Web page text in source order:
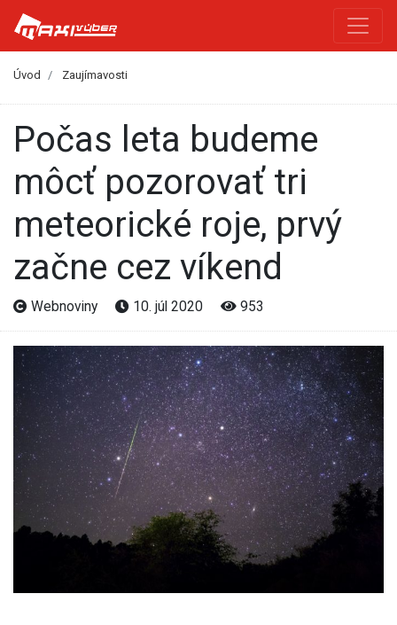
Úvod Zaujímavosti
Počas leta budeme
môcť pozorovať tri
meteorické roje, prvý
začne cez víkend
Webnoviny 10. júl 2020 953